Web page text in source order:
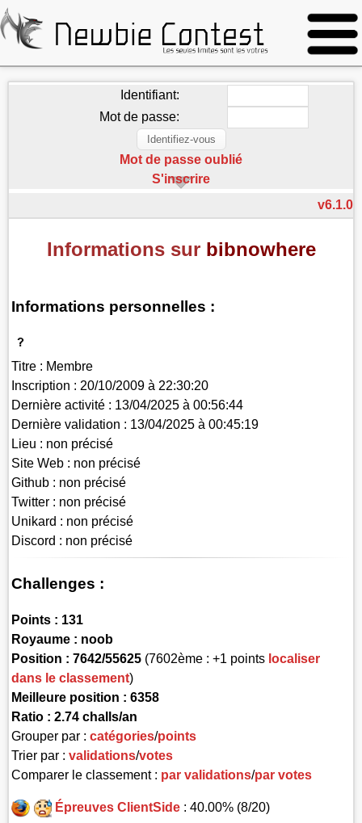
Identifiant:
Mot de passe:
Mot de passe oublié
S'inscrire
v6.1.0
Informations sur bibnowhere
Informations personnelles :
Titre : Membre
Inscription : 20/10/2009 à 22:30:20
Dernière activité : 13/04/2025 à 00:56:44
Dernière validation : 13/04/2025 à 00:45:19
Lieu : non précisé
Site Web : non précisé
Github : non précisé
Twitter : non précisé
Unikard : non précisé
Discord : non précisé
Challenges :
Points : 131
Royaume : noob
Position : 7642/55625 (7602ème : +1 points localiser
dans le classement)
Meilleure position : 6358
Ratio : 2.74 challs/an
Grouper par :catégories/points
Trier par :validations/votes
Comparer le classement : par validations/par votes
Épreuves ClientSide: 40.00% (8/20)